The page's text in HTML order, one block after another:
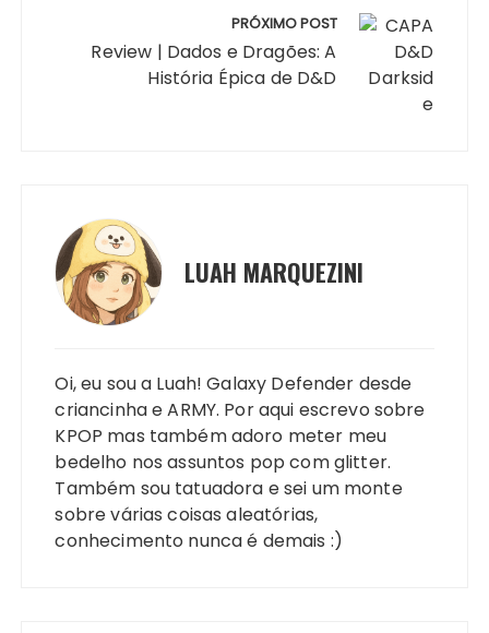
PRÓXIMO POST
Review | Dados e Dragões: A
História Épica de D&D
LUAH MARQUEZINI
Oi, eu sou a Luah! Galaxy Defender desde
criancinha e ARMY. Por aqui escrevo sobre
KPOP mas também adoro meter meu
bedelho nos assuntos pop com glitter.
Também sou tatuadora e sei um monte
sobre várias coisas aleatórias,
conhecimento nunca é demais :)